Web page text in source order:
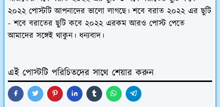
২০২২ পোস্টটি আপনাদের ভালো লাগছে। শবে বরাত ২০২২ এর ছুটি
- শবে বরাতের ছুটি কবে ২০২২ এরকম আরও পোস্ট পেতে
আমাদের সঙ্গেই থাকুন। ধন্যবাদ।
এই পোস্টটি পরিচিতদের সাথে শেয়ার করুন